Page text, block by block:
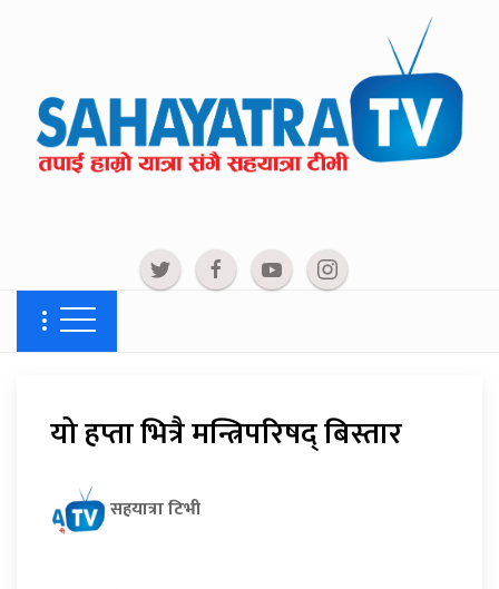
यो हप्ता भित्रै मन्त्रिपरिषद् बिस्तार
सहयात्रा टिभी